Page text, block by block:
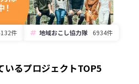
件 地域おこし協力隊 6934件
いるプロジェクトTOP5